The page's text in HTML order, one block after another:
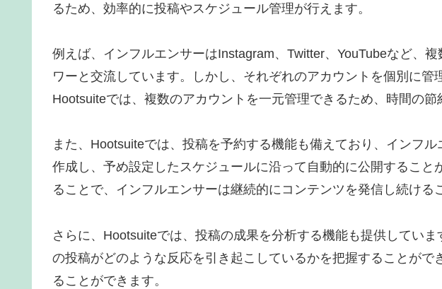
るため、効率的に投稿やスケジュール管理が行えます。
例えば、インフルエンサーはInstagram、Twitter、YouTubeなど、
ワーと交流しています。しかし、それぞれのアカウントを個別に管
Hootsuiteでは、複数のアカウントを一元管理できるため、時間の節
また、Hootsuiteでは、投稿を予約する機能も備えており、インフ
作成し、予め設定したスケジュールに沿って自動的に公開すること
ることで、インフルエンサーは継続的にコンテンツを発信し続ける
さらに、Hootsuiteでは、投稿の成果を分析する機能も提供してい
の投稿がどのような反応を引き起こしているかを把握することがで
ることができます。